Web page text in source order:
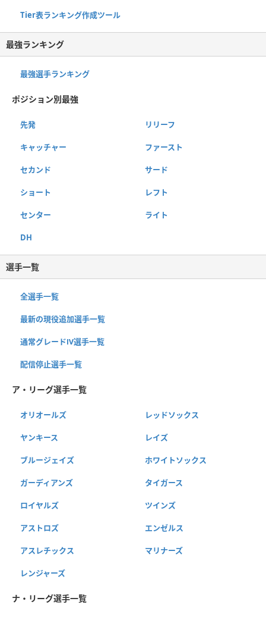
Tier表ランキング作成ツール
最強ランキング
最強選手ランキング
ポジション別最強
先発 リリーフ
キャッチャー ファースト
セカンド サード
ショート レフト
センター ライト
DH
選手一覧
全選手一覧
最新の現役追加選手一覧
通常グレードⅣ選手一覧
配信停止選手一覧
ア・リーグ選手一覧
オリオールズ レッドソックス
ヤンキース レイズ
ブルージェイズ ホワイトソックス
ガーディアンズ タイガース
ロイヤルズ ツインズ
アストロズ エンゼルス
アスレチックス マリナーズ
レンジャーズ
ナ・リーグ選手一覧